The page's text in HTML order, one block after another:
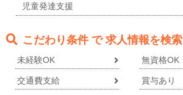
児童発達支援
こだわり条件 で 求人情報を検索
未経験OK 無資格OK
交通費支給 賞与あり